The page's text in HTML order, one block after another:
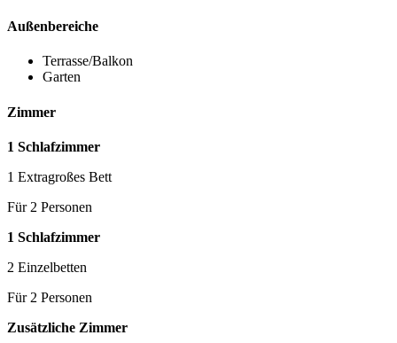
Außenbereiche
Terrasse/Balkon
Garten
Zimmer
1 Schlafzimmer
1 Extragroßes Bett
Für 2 Personen
1 Schlafzimmer
2 Einzelbetten
Für 2 Personen
Zusätzliche Zimmer